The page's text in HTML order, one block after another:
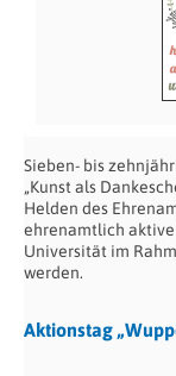
Sieben- bis
„Kunst als
Helden des
ehrenamtlich
Universität im
werden.
Aktionstag